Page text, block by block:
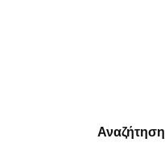
Αναζήτηση